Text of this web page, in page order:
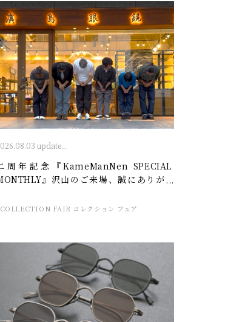
update...
周年記念『KameManNen SPECIAL
』沢山のご来場、誠にありがと
FAIR コレクション フェア